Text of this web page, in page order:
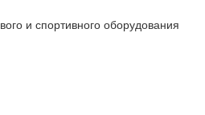
и спортивного оборудования